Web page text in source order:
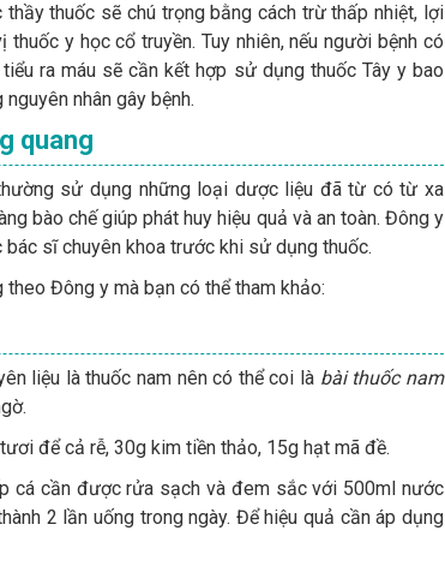
thầy thuốc sẽ chú trọng bằng cách trừ thấp nhiệt, lợi
y học cổ truyền. Tuy nhiên, nếu người bệnh có
ra máu sẽ cần kết hợp sử dụng thuốc Tây y bao
nhân gây bệnh.
quang
sử dụng những loại dược liệu đã từ có từ xa
bào chế giúp phát huy hiệu quả và an toàn. Đông y
sĩ chuyên khoa trước khi sử dụng thuốc.
Đông y mà bạn có thể tham khảo:
liệu là thuốc nam nên có thể coi là bài thuốc nam
để cả rễ, 30g kim tiền thảo, 15g hạt mã đề.
cá cần được rửa sạch và đem sắc với 500ml nước
2 lần uống trong ngày. Để hiệu quả cần áp dụng